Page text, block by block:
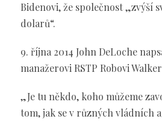
Bidenovi, že společnost „zvýší
dolarů“.
9. října 2014 John DeLoche
manažerovi RSTP Robovi
„Je tu někdo, koho můžeme
tom, jak se v různých vládních